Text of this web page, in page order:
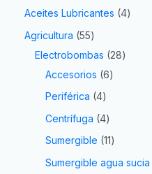
Aceites Lubricantes 4
Agricultura 55
Electrobombas
28
Accesorios 6
Periférica 4
Centrífuga 4
Sumergible 11
Sumergible agua sucia